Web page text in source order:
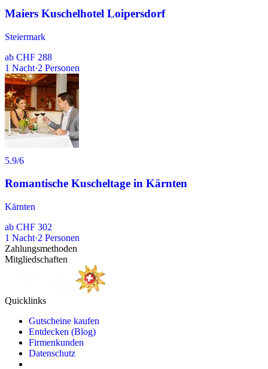
Maiers Kuschelhotel Loipersdorf
Steiermark
ab CHF 288
1 Nacht·2 Personen
5.9/6
Romantische Kuscheltage in Kärnten
Kärnten
ab CHF 302
1 Nacht·2 Personen
Zahlungsmethoden
Mitgliedschaften
Quicklinks
Gutscheine kaufen
Entdecken (Blog)
Firmenkunden
Datenschutz